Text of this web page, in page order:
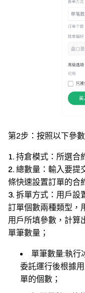
第2步：按照以下參
1. 持倉模式：所選合
2. 總數量：輸入要提
條快速設置訂單的合
3. 拆單方式：用戶設
訂單個數兩種類型，
用戶所填參數，計算
單筆數量；
單筆數量:執行
委託運行後根據
單的個數；